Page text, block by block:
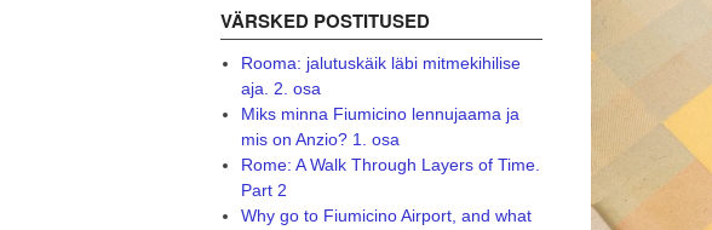
VÄRSKED POSTITUSED
Rooma: jalutuskäik läbi mitmekihilise
aja. 2. osa
Miks minna Fiumicino lennujaama ja
mis on Anzio? 1. osa
Rome: A Walk Through Layers of Time.
Part 2
Why go to Fiumicino Airport, and what